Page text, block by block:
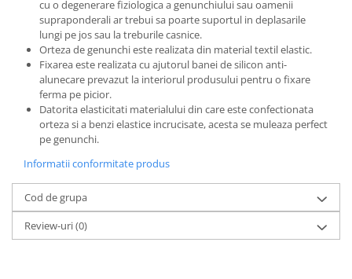
cu o degenerare fiziologica a genunchiului sau oamenii
supraponderali ar trebui sa poarte suportul in deplasarile
lungi pe jos sau la treburile casnice.
Orteza de genunchi este realizata din material textil elastic.
Fixarea este realizata cu ajutorul banei de silicon anti-
alunecare prevazut la interiorul produsului pentru o fixare
ferma pe picior.
Datorita elasticitati materialului din care este confectionata
orteza si a benzi elastice incrucisate, acesta se muleaza perfect
pe genunchi.
Informatii conformitate produs
Cod de grupa
Review-uri(0)